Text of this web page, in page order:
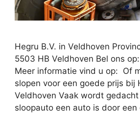
Hegru B.V. in Veldhoven
5503 HB Veldhoven Bel ons
Meer informatie vind u op: Of
slopen voor een goede prijs bij
Veldhoven Vaak wordt
sloopauto een auto is door